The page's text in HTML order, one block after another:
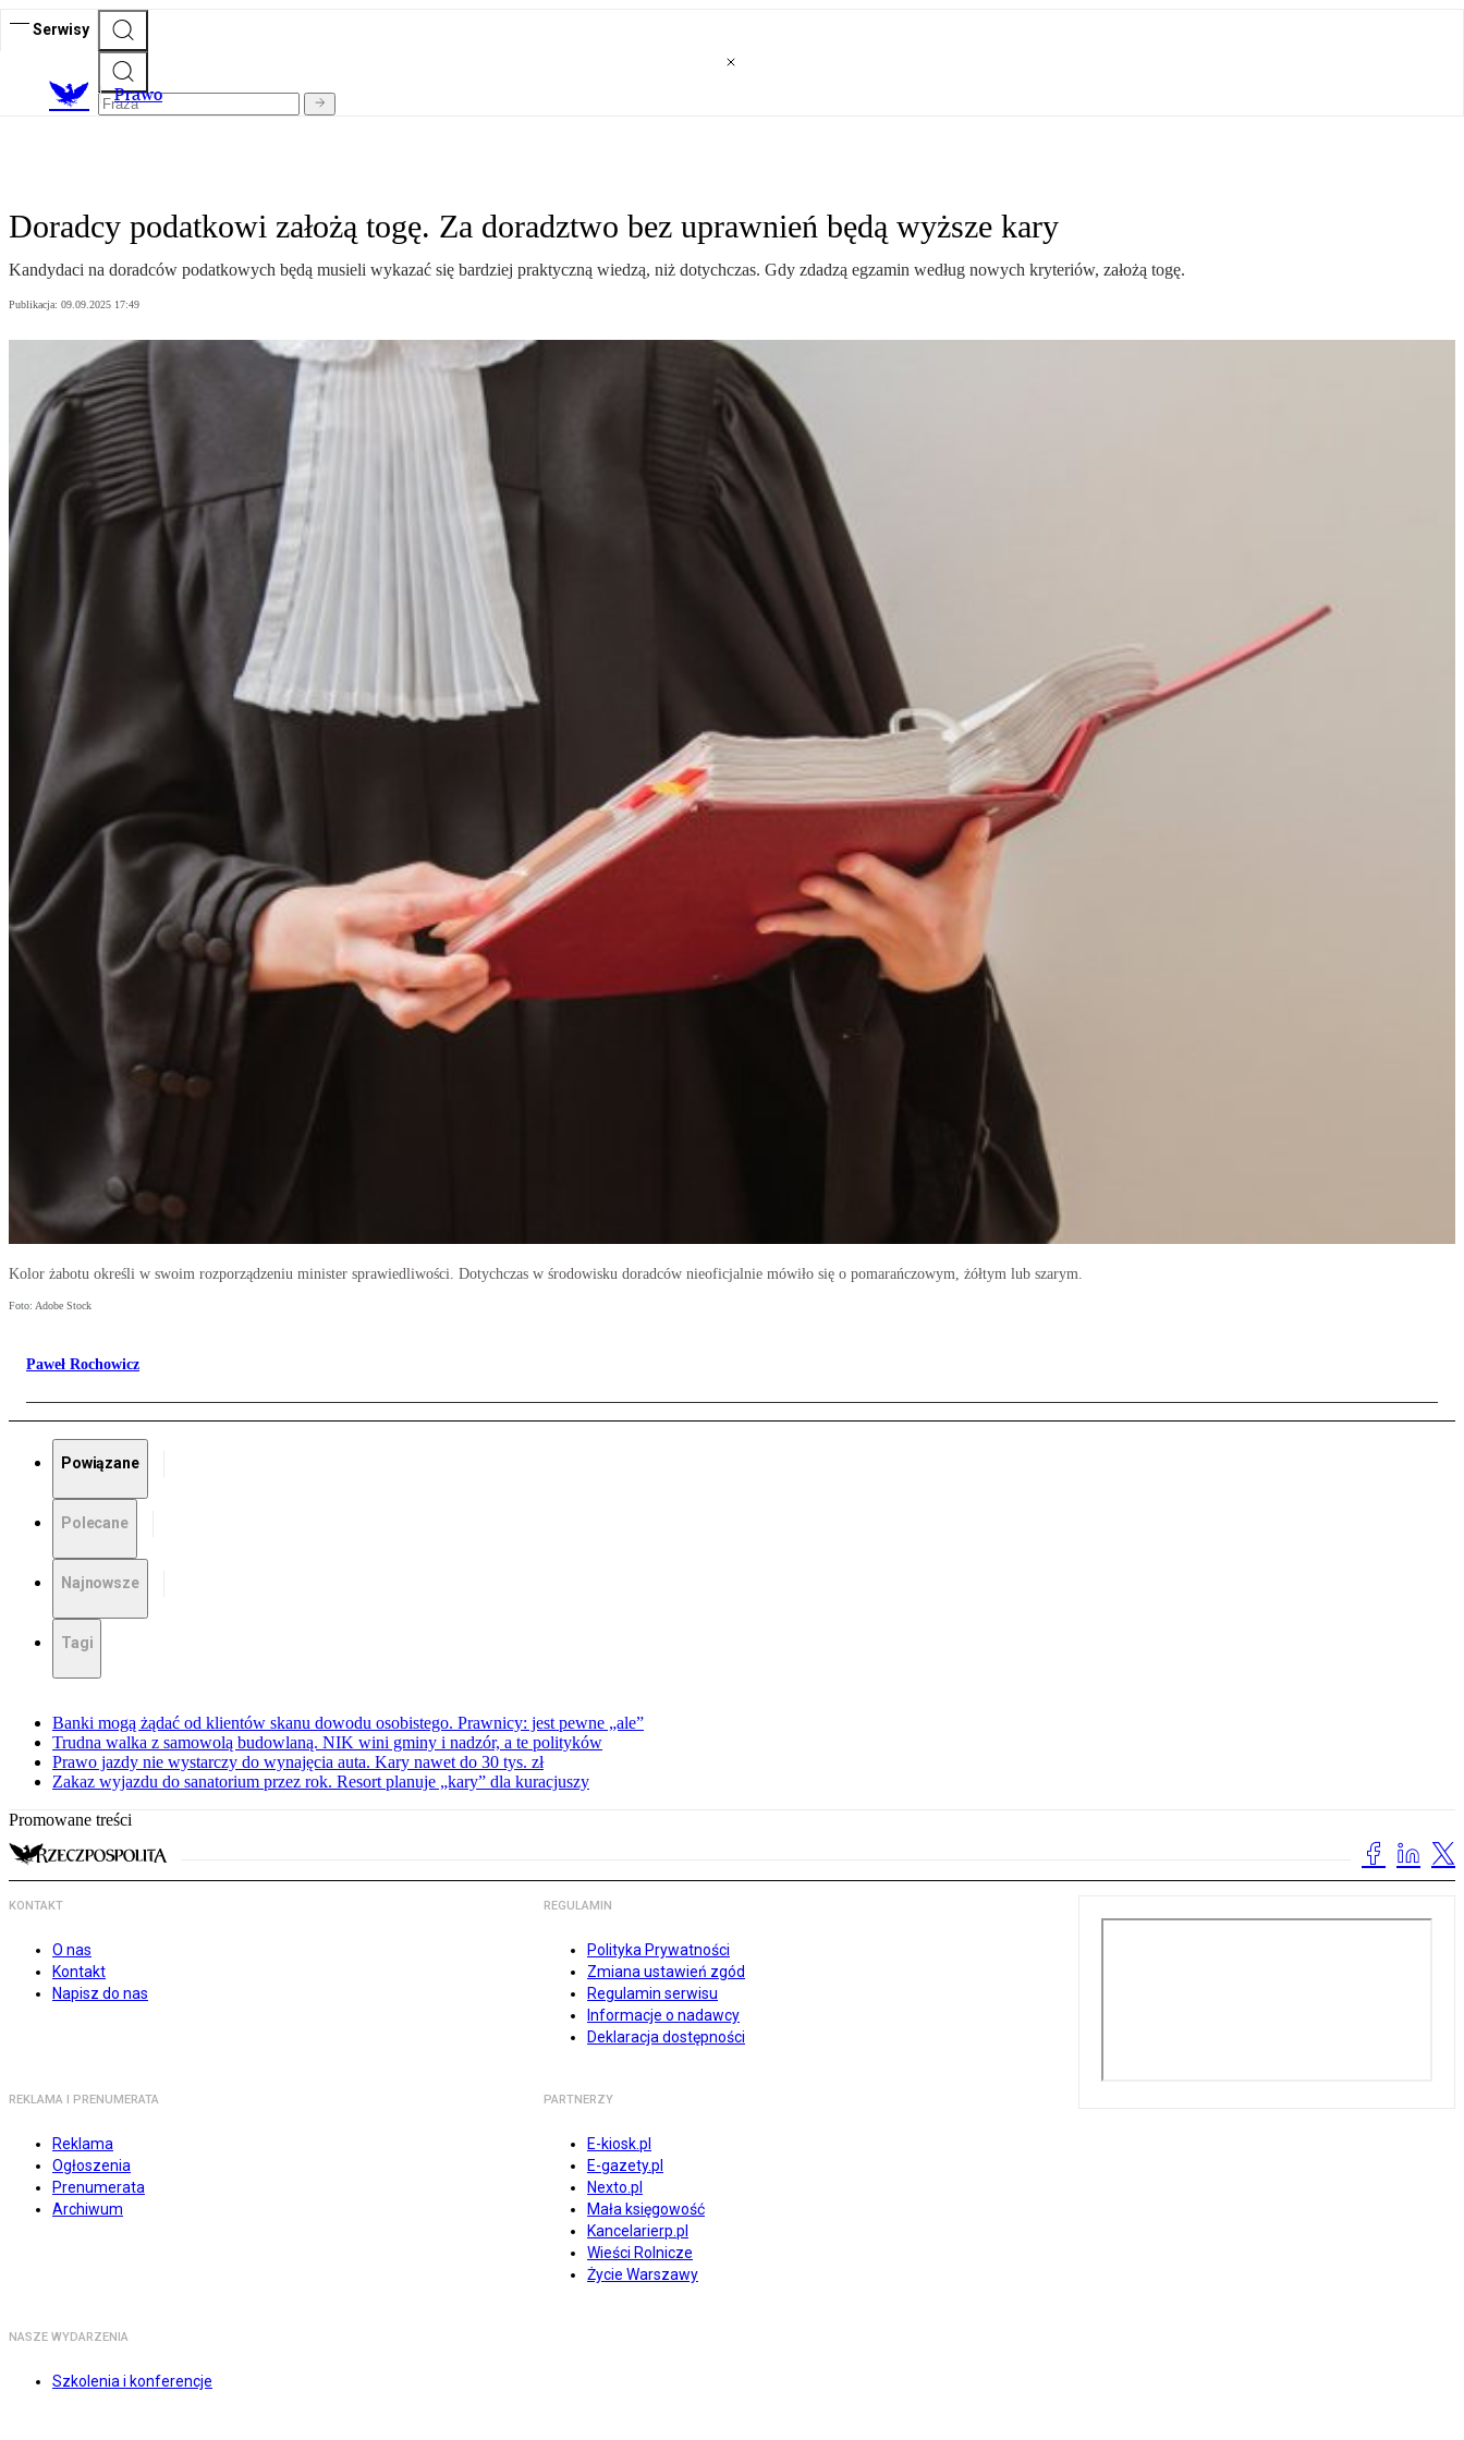
Serwisy
Prawo
Doradcy podatkowi założą togę. Za doradztwo bez uprawnień będą wyższe kary
Kandydaci na doradców podatkowych będą musieli wykazać się bardziej praktyczną wiedzą, niż dotychczas. Gdy zdadzą egzamin według nowych kryteriów, założą togę.
Publikacja: 09.09.2025 17:49
Kolor żabotu określi w swoim rozporządzeniu minister sprawiedliwości. Dotychczas w środowisku doradców nieoficjalnie mówiło się o pomarańczowym, żółtym lub szarym.
Foto: Adobe Stock
Paweł Rochowicz
Powiązane
Polecane
Najnowsze
Tagi
Banki mogą żądać od klientów skanu dowodu osobistego. Prawnicy: jest pewne „ale”
Trudna walka z samowolą budowlaną. NIK wini gminy i nadzór, a te polityków
Prawo jazdy nie wystarczy do wynajęcia auta. Kary nawet do 30 tys. zł
Zakaz wyjazdu do sanatorium przez rok. Resort planuje „kary” dla kuracjuszy
Promowane treści
KONTAKT
O nas
Kontakt
Napisz do nas
REGULAMIN
Polityka Prywatności
Zmiana ustawień zgód
Regulamin serwisu
Informacje o nadawcy
Deklaracja dostępności
REKLAMA I PRENUMERATA
Reklama
Ogłoszenia
Prenumerata
Archiwum
PARTNERZY
E-kiosk.pl
E-gazety.pl
Nexto.pl
Mała księgowość
Kancelarierp.pl
Wieści Rolnicze
Życie Warszawy
NASZE WYDARZENIA
Szkolenia i konferencje